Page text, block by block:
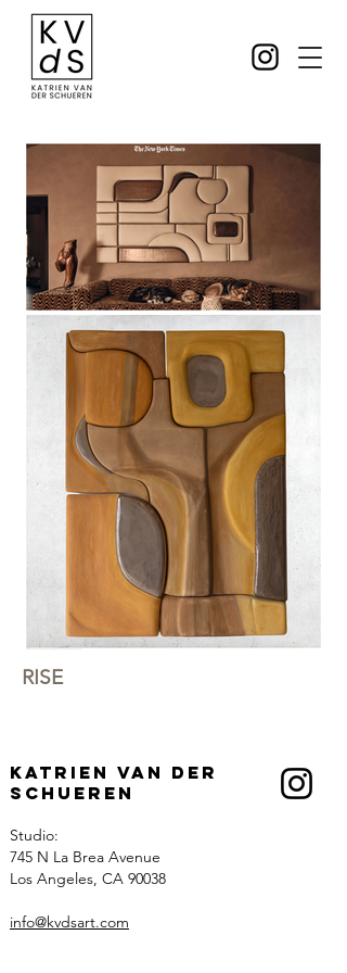
RISE
Katrien Van der
Schueren
Studio:
745 N La Brea Avenue
Los Angeles, CA 90038
info@kvdsart.com